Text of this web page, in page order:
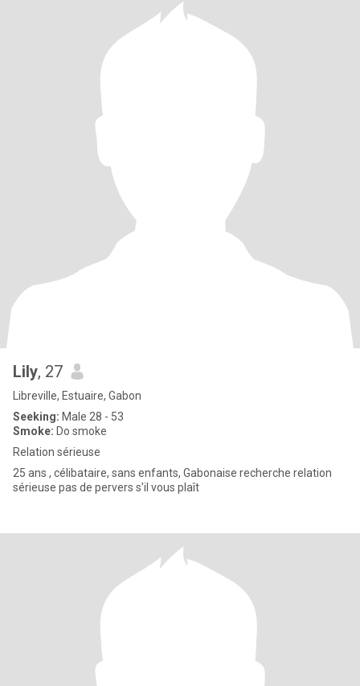
Lily, 27
Libreville, Estuaire, Gabon
Seeking: Male 28 - 53
Smoke: Do smoke
Relation sérieuse
25 ans , célibataire, sans enfants, Gabonaise recherche relation
sérieuse pas de pervers s'il vous plaît